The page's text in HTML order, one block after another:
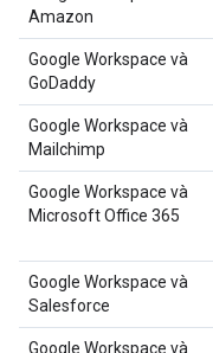
Amazon
Google Workspace và
GoDaddy
Google Workspace và
Mailchimp
Google Workspace và
Microsoft Office 365
Google Workspace và
Salesforce
Google Workspace và